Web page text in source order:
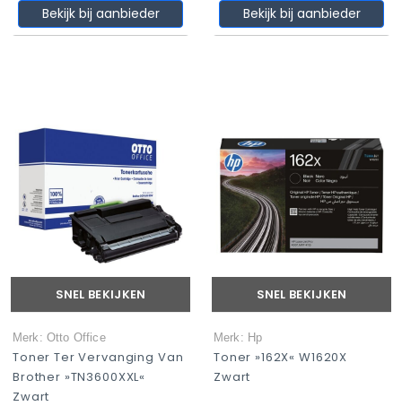
Bekijk bij aanbieder Bekijk bij aanbieder
SNEL BEKIJKEN
Merk: Otto Office
Toner Ter Vervanging Van
Brother »TN3600XXL«
Zwart
SNEL BEKIJKEN
Merk: Hp
Toner »162X« W1620X
Zwart